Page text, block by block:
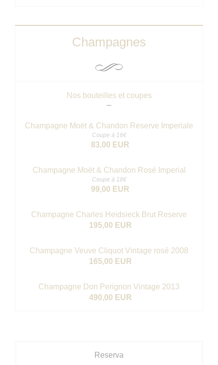
Champagnes
Nos bouteilles et coupes
Champagne Moët & Chandon Reserve Imperiale
Coupe à 16€
83,00 EUR
Champagne Moët & Chandon Rosé Imperial
Coupe à 18€
99,00 EUR
Champagne Charles Heidsieck Brut Reserve
195,00 EUR
Champagne Veuve Cliquot Vintage rosé 2008
165,00 EUR
Champagne Don Perignon Vintage 2013
490,00 EUR
Reserva